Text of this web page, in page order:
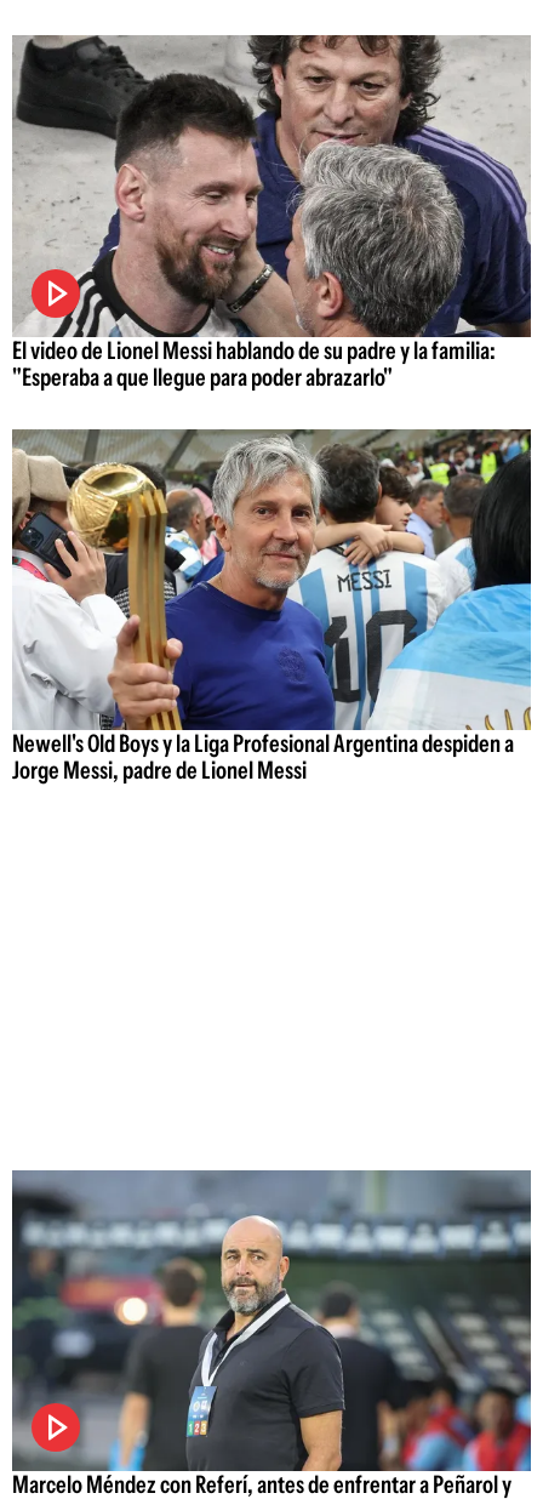
El video de Lionel Messi hablando de su padre y la familia:
"Esperaba a que llegue para poder abrazarlo"
Newell's Old Boys y la Liga Profesional Argentina despiden a
Jorge Messi, padre de Lionel Messi
Marcelo Méndez con Referí, antes de enfrentar a Peñarol y